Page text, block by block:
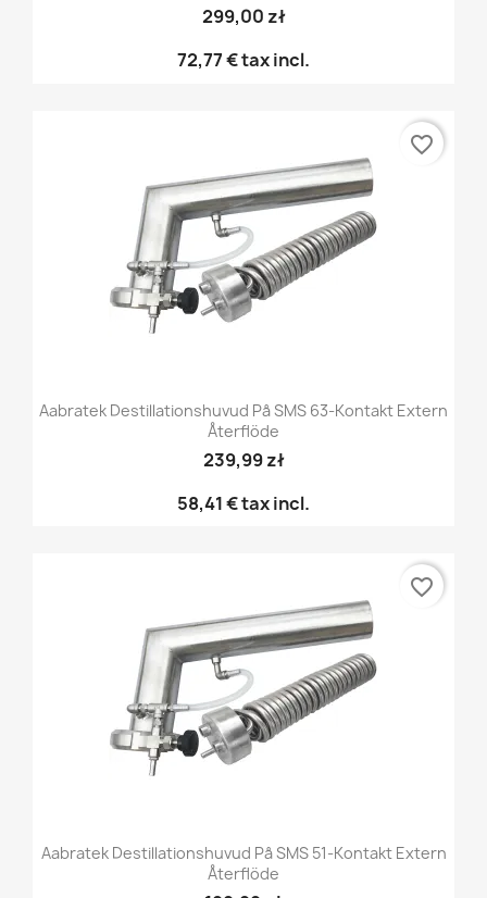
299,00 zł
72,77 €tax incl.
Aabratek Destillationshuvud På SMS 63-Kontakt Extern
Återflöde
239,99 zł
58,41 €tax incl.
favorite_border
Aabratek Destillationshuvud På SMS 51-Kontakt Extern
Återflöde
favorite_border